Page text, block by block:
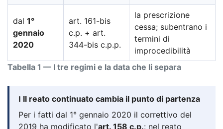
Tabella 1 — I tre regimi e la data che li separa
dal 1°
gennaio
2020
art. 161-bis
c.p. + art.
344-bis c.p.p.
la prescrizione
cessa; subentrano i
termini di
improcedibilità
ℹ️ Il reato continuato cambia il punto di partenza
Per i fatti dal 1° gennaio 2020 il correttivo del
2019 ha modificato l'art. 158 c.p.: nel reato